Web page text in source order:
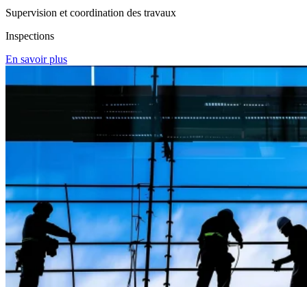
Supervision et coordination des travaux
Inspections
En savoir plus